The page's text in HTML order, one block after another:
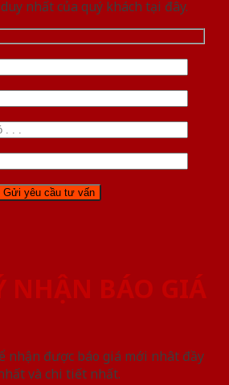
nhất của quý khách tại đây.
NHẬN BÁO GIÁ
nhận được báo giá mới nhât đầy
và chi tiết nhất.